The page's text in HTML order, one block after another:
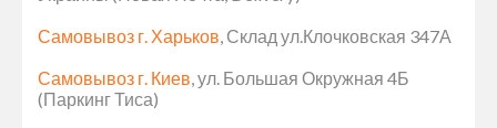
Самовывоз г. Харьков, Склад ул.Клочковская 347А
Самовывоз г. Киев, ул. Большая Окружная 4Б
(Паркинг Тиса)